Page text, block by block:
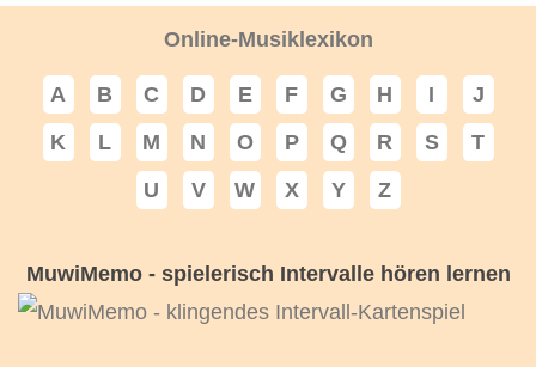
Online-Musiklexikon
A B C D E F G H I
J
K
L M N O P Q R S
T
U
V W X Y Z
MuwiMemo - spielerisch Intervalle hören lernen